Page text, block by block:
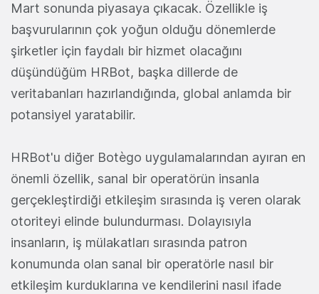
Mart sonunda piyasaya çıkacak. Özellikle iş
başvurularının çok yoğun olduğu dönemlerde
şirketler için faydalı bir hizmet olacağını
düşündüğüm HRBot, başka dillerde de
veritabanları hazırlandığında, global anlamda bir
potansiyel yaratabilir.
HRBot'u diğer Botègo uygulamalarından ayıran en
önemli özellik, sanal bir operatörün insanla
gerçekleştirdiği etkileşim sırasında iş veren olarak
otoriteyi elinde bulundurması. Dolayısıyla
insanların, iş mülakatları sırasında patron
konumunda olan sanal bir operatörle nasıl bir
etkileşim kurduklarına ve kendilerini nasıl ifade